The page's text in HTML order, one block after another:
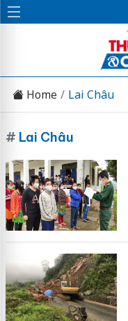
Home Lai Châu
# Lai Châu